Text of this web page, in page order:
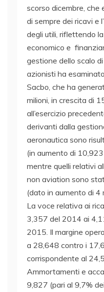
scorso dicembre, che
di sempre dei ricavi e
degli utili, riflettendo
economico e
gestione dello scalo di
azionisti ha
Sacbo, che ha
milioni, in crescita di
all’esercizio
derivanti dalla
aeronautica sono
(in aumento di
mentre quelli relativi
non aviation sono
(dato in aumento di 4
La voce relativa ai
3,357 del 2014 ai
2015. Il margine
a 28,648 contro i
corrispondente al
Ammortamenti e
9,827 (pari al 9,7%